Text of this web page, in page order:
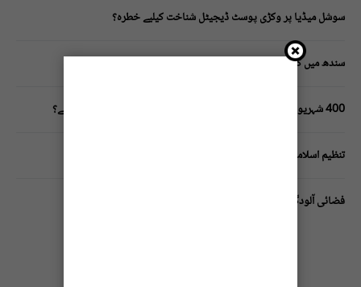
سوشل میڈیا پر وکڑی پوسٹ ڈیجیٹل شناخت کیلیے خطرہ؟
سندھ میں گاڑیوں کی انشورنس لازمی قرار
400 شہریوں کیلئے ایک پولیس اہلکار لازمی، کراچی میں صورتحال کیا ہے؟
تنظیم اسلامی کے زیرِ اہتمام ملک گیر آگاہی مہم!
فضائی آلودگی انسانی دماغ کیلیے کیسے خطرناک ثابت ہورہی ہے؟